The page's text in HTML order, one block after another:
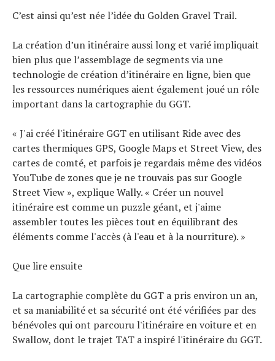
C’est ainsi qu’est née l’idée du Golden Gravel Trail.
La création d’un itinéraire aussi long et varié impliquait
bien plus que l’assemblage de segments via une
technologie de création d’itinéraire en ligne, bien que
les ressources numériques aient également joué un rôle
important dans la cartographie du GGT.
« J'ai créé l'itinéraire GGT en utilisant Ride avec des
cartes thermiques GPS, Google Maps et Street View, des
cartes de comté, et parfois je regardais même des vidéos
YouTube de zones que je ne trouvais pas sur Google
Street View », explique Wally. « Créer un nouvel
itinéraire est comme un puzzle géant, et j'aime
assembler toutes les pièces tout en équilibrant des
éléments comme l'accès (à l'eau et à la nourriture). »
Que lire ensuite
La cartographie complète du GGT a pris environ un an,
et sa maniabilité et sa sécurité ont été vérifiées par des
bénévoles qui ont parcouru l'itinéraire en voiture et en
Swallow, dont le trajet TAT a inspiré l'itinéraire du GGT.